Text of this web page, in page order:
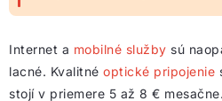
Internet a mobilné služby sú
lacné. Kvalitné optické pripojenie
stojí v priemere 5 až 8 €